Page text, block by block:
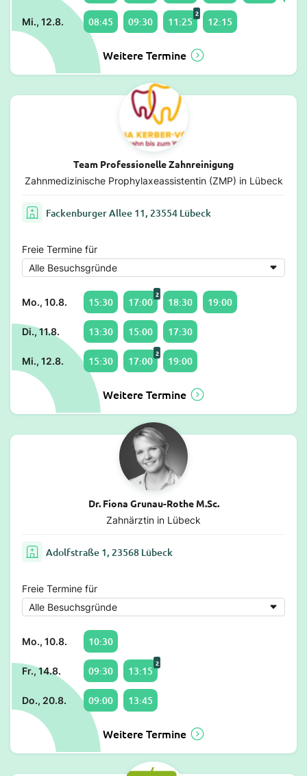
Mi., 12.8. 08:45 09:30 11:25
2
12:15
Weitere Termine
Team Professionelle Zahnreinigung
Zahnmedizinische Prophylaxeassistentin (ZMP) in Lübeck
Fackenburger Allee 11, 23554 Lübeck
Freie Termine für
Mo., 10.8. 15:30 17:00
2
18:30 19:00
Di., 11.8. 13:30 15:00 17:30
Mi., 12.8. 15:30 17:00
2
19:00
Weitere Termine
Dr. Fiona Grunau-Rothe M.Sc.
Zahnärztin in Lübeck
Adolfstraße 1, 23568 Lübeck
Freie Termine für
Mo., 10.8. 10:30
Fr., 14.8. 09:30 13:15
2
Do., 20.8. 09:00 13:45
Weitere Termine